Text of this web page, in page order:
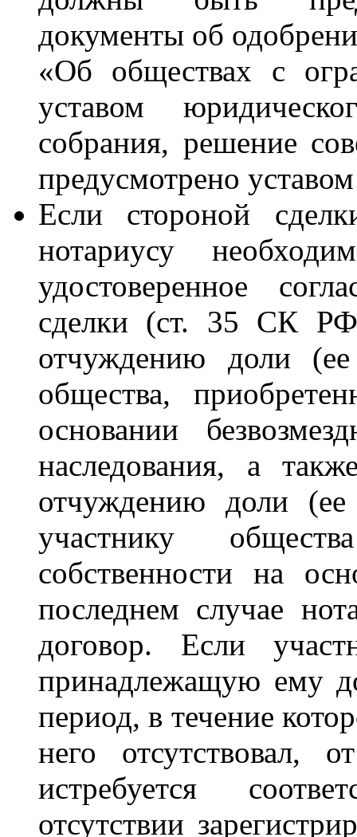
документы об
«Об обществах с
уставом
собрания, решение
предусмотрено
Если стороной
нотариусу
удостоверенное
сделки (ст. 35 СК
отчуждению доли
общества,
основании
наследования, а
отчуждению доли (ее
участнику
собственности на
последнем случае
договор. Если
принадлежащую ему
период, в течение
него отсутствовал,
истребуется
отсутствии